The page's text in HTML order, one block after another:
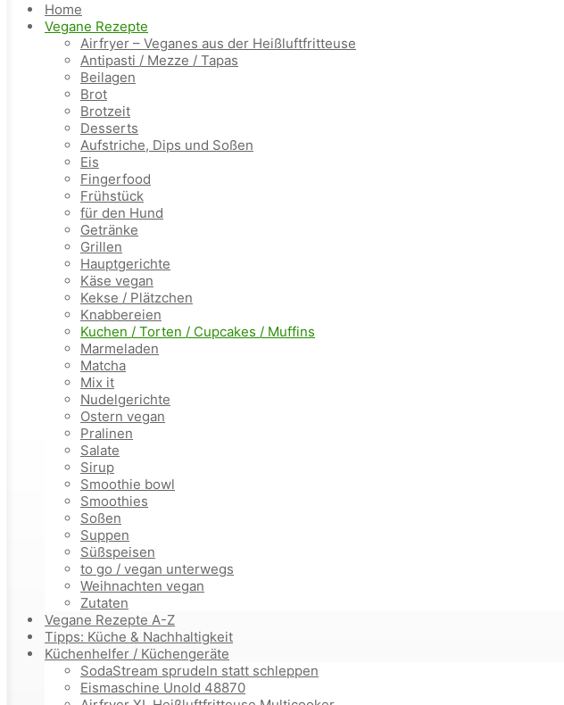
Home
Vegane Rezepte
Airfryer – Veganes aus der Heißluftfritteuse
Antipasti / Mezze / Tapas
Beilagen
Brot
Brotzeit
Desserts
Aufstriche, Dips und Soßen
Eis
Fingerfood
Frühstück
für den Hund
Getränke
Grillen
Hauptgerichte
Käse vegan
Kekse / Plätzchen
Knabbereien
Kuchen / Torten / Cupcakes / Muffins
Marmeladen
Matcha
Mix it
Nudelgerichte
Ostern vegan
Pralinen
Salate
Sirup
Smoothie bowl
Smoothies
Soßen
Suppen
Süßspeisen
to go / vegan unterwegs
Weihnachten vegan
Zutaten
Vegane Rezepte A-Z
Tipps: Küche & Nachhaltigkeit
Küchenhelfer / Küchengeräte
SodaStream sprudeln statt schleppen
Eismaschine Unold 48870